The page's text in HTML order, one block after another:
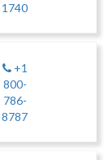
1740
+1
800-
786-
8787